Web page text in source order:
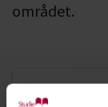
området.